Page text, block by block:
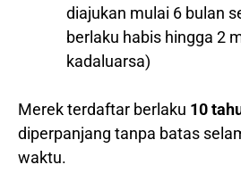
diajukan mulai 6 bulan
berlaku habis hingga 2
kadaluarsa)
Merek terdaftar berlaku 10
diperpanjang tanpa batas
waktu.